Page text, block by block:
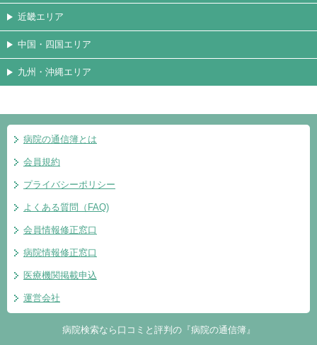
近畿エリア
中国・四国エリア
九州・沖縄エリア
病院の通信簿とは
会員規約
プライバシーポリシー
よくある質問（FAQ)
会員情報修正窓口
病院情報修正窓口
医療機関掲載申込
運営会社
病院検索なら口コミと評判の『病院の通信簿』